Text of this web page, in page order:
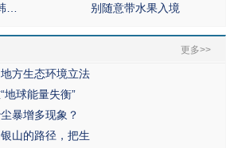
… 别随意带水果入境
更多>>
方生态环境立法
地球能量失衡”
暴增多现象？
山的路径，把生